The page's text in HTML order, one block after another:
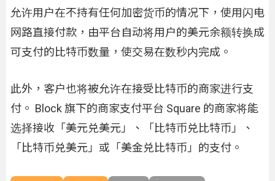
允许用户在不持有任何加密货币的情况下，使用闪电
网路直接付款，由平台自动将用户的美元余额转换成
可支付的比特币数量，使交易在数秒内完成。
此外，客户也将被允许在接受比特币的商家进行支
付。 Block 旗下的商家支付平台 Square 的商家将能
选择接收「美元兑美元」、「比特币兑比特币」、
「比特币兑美元」或「美金兑比特币」的支付。